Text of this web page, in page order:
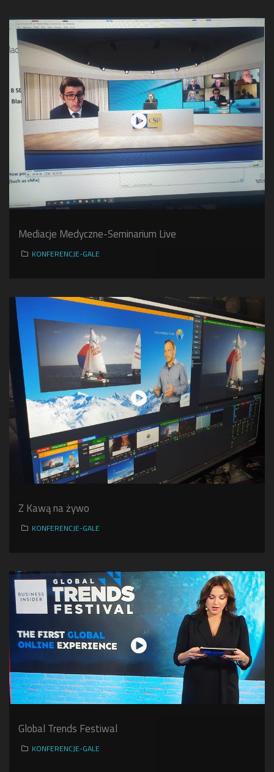
Mediacje Medyczne-Seminarium Live
KONFERENCJE-GALE
Z Kawą na żywo
KONFERENCJE-GALE
Global Trends Festiwal
KONFERENCJE-GALE